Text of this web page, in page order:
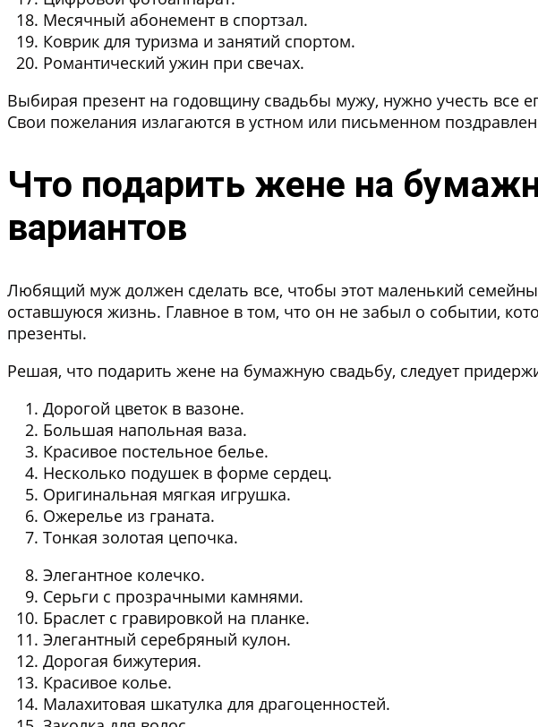
Месячный абонемент в спортзал.
Коврик для туризма и занятий спортом.
Романтический ужин при свечах.
Выбирая презент на годовщину свадьбы мужу, нужно учесть все
Свои пожелания излагаются в устном или письменном
Что подарить жене на
вариантов
Любящий муж должен сделать все, чтобы этот маленький
оставшуюся жизнь. Главное в том, что он не забыл о событии,
презенты.
Решая, что подарить жене на бумажную свадьбу, следует
Дорогой цветок в вазоне.
Большая напольная ваза.
Красивое постельное белье.
Несколько подушек в форме сердец.
Оригинальная мягкая игрушка.
Ожерелье из граната.
Тонкая золотая цепочка.
Элегантное колечко.
Серьги с прозрачными камнями.
Браслет с гравировкой на планке.
Элегантный серебряный кулон.
Дорогая бижутерия.
Красивое колье.
Малахитовая шкатулка для драгоценностей.